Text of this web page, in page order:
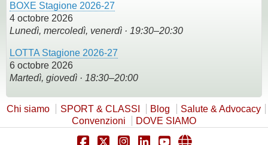
BOXE Stagione 2026-27
4 octobre 2026
Lunedì, mercoledì, venerdì · 19:30–20:30
LOTTA Stagione 2026-27
6 octobre 2026
Martedì, giovedì · 18:30–20:00
Chi siamo SPORT & CLASSI Blog
Salute & Advocacy
Convenzioni
DOVE SIAMO